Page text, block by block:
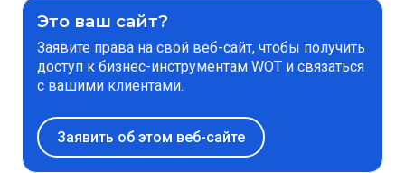
Это ваш сайт?
Заявите права на свой веб-сайт, чтобы получить
доступ к бизнес-инструментам WOT и связаться
с вашими клиентами.
Заявить об этом веб-сайте